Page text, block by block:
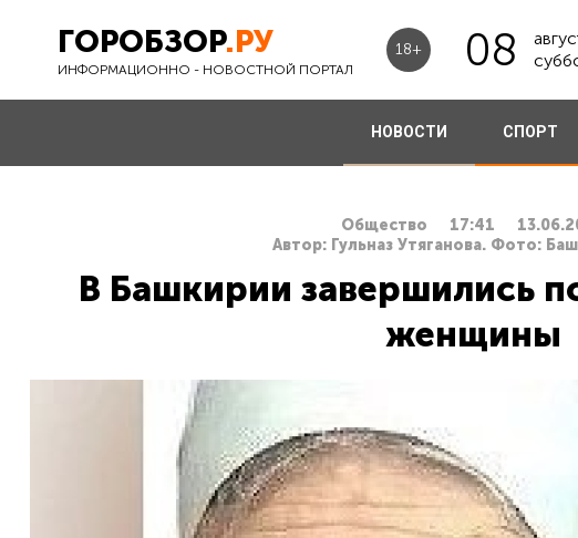
ГОРОБЗОР.РУ
ИНФОРМАЦИОННО - НОВОСТНОЙ ПОРТАЛ
18+ 08
НОВОСТИ СПОРТ
Общество 17:41
Автор: Гульназ Утяганова. Фото:
В Башкирии завершились
женщины